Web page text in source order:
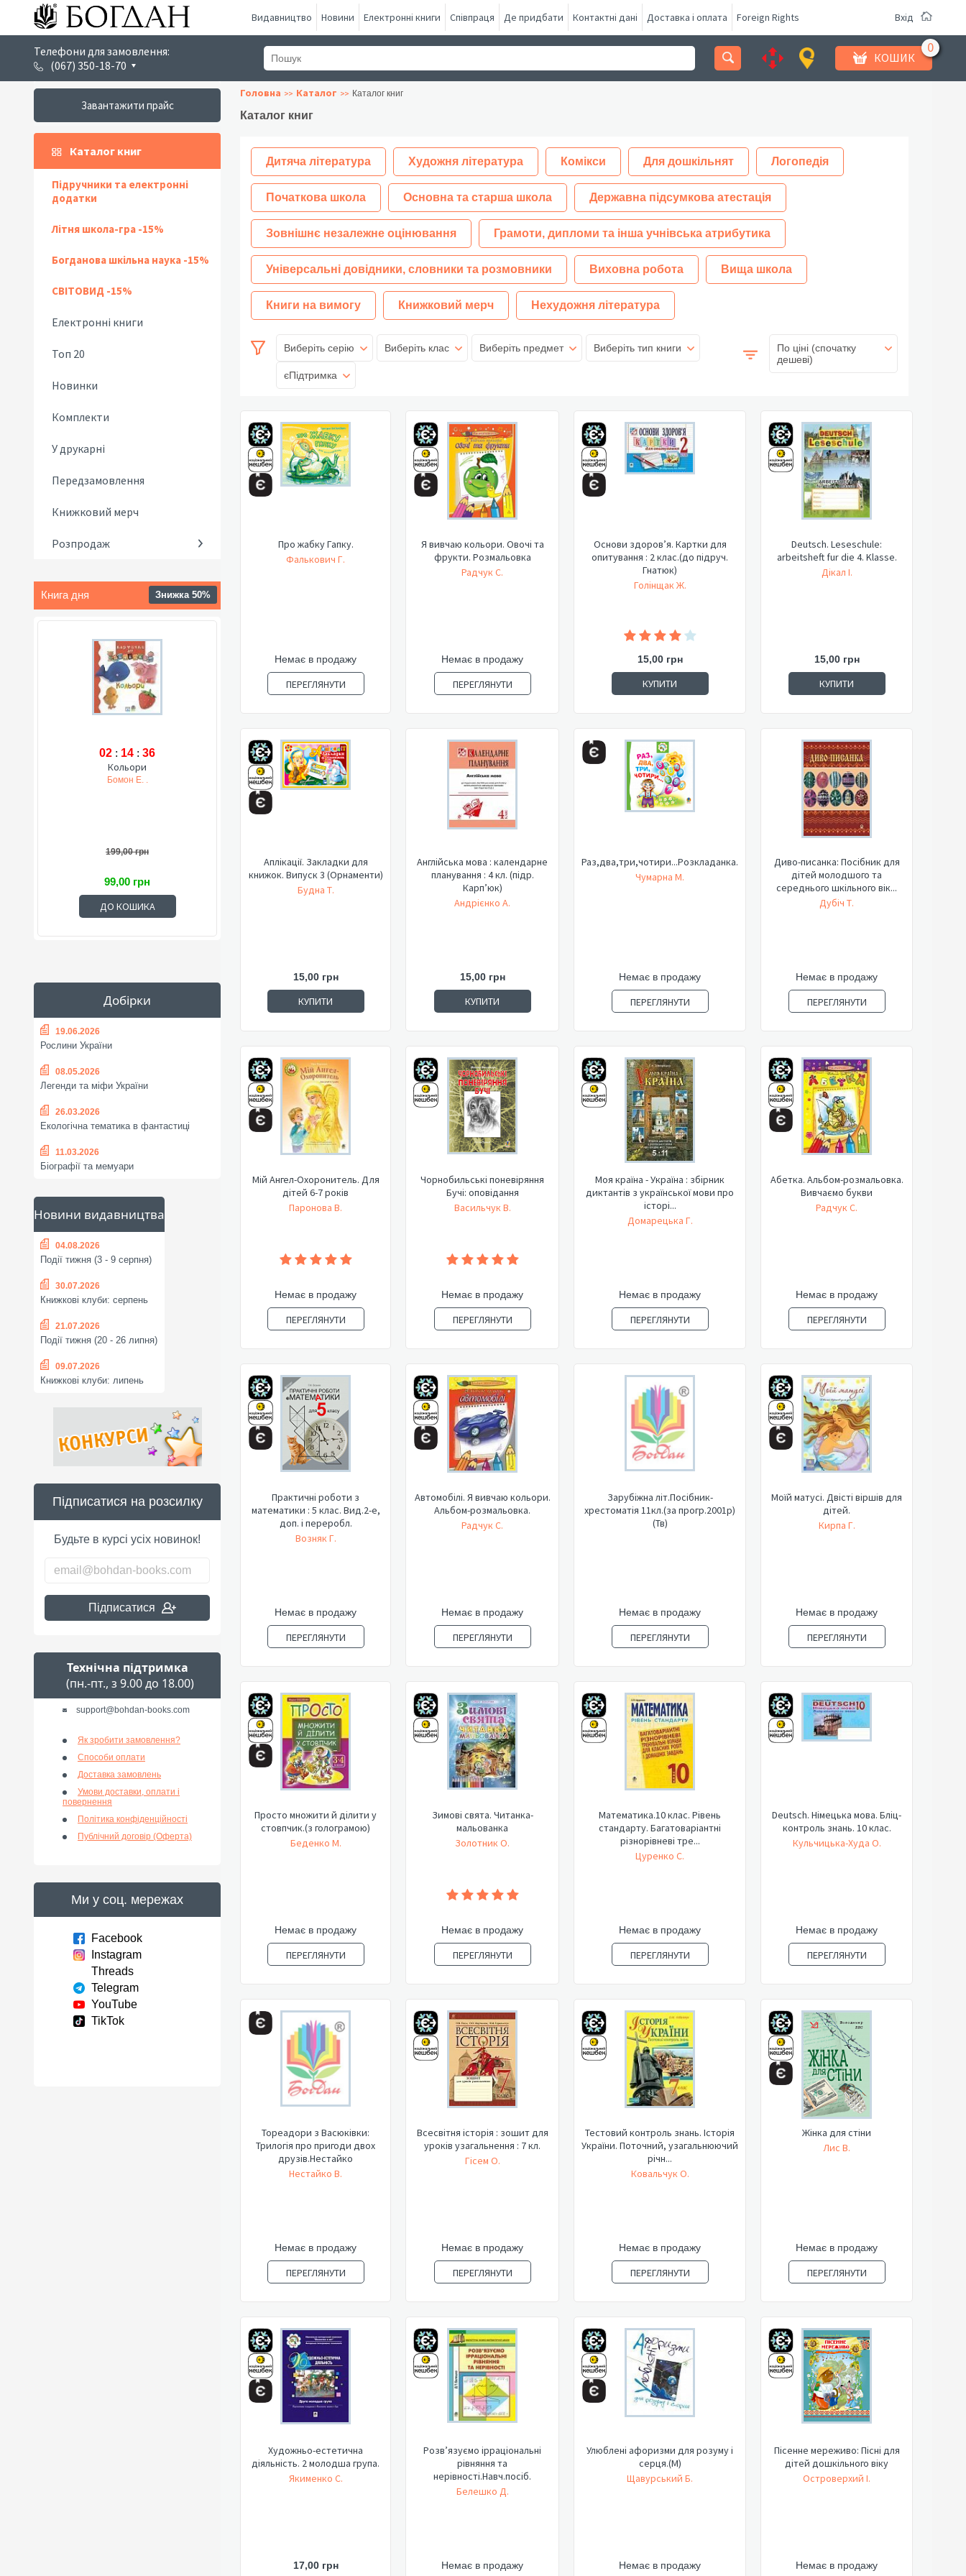
Видавництво Новини Електронні книги Співпраця Де придбати Контактні дані Доставка і оплата Foreign Rights Вхід
Телефони для замовлення:
(067) 350-18-70
КОШИК
Завантажити прайс
Каталог книг
Підручники та електронні
додатки
Літня школа-гра -15%
Богданова шкільна наука -15%
СВІТОВИД -15%
Електронні книги
Топ 20
Новинки
Комплекти
У друкарні
Передзамовлення
Книжковий мерч
Розпродаж
Книга дня Знижка 50%
02 : 14 : 35
Кольори
Бомон Е. .
199,00 грн
99,00 грн
ДО КОШИКА
Добірки
19.06.2026
Рослини України
08.05.2026
Легенди та міфи України
26.03.2026
Екологічна тематика в фантастиці
11.03.2026
Біографії та мемуари
Новини видавництва
04.08.2026
Події тижня (3 - 9 серпня)
30.07.2026
Книжкові клуби: серпень
21.07.2026
Події тижня (20 - 26 липня)
09.07.2026
Книжкові клуби: липень
Підписатися на розсилку
Будьте в курсі усіх новинок!
Підписатися
Технічна підтримка
(пн.-пт., з 9.00 до 18.00)
support@bohdan-books.com
Як зробити замовлення?
Способи оплати
Доставка замовлень
Умови доставки, оплати і
повернення
Політика конфіденційності
Публічний договір (Оферта)
Ми у соц. мережах
Facebook
Instagram
Threads
Telegram
YouTube
TikTok
Головна Каталог Каталог книг
Каталог книг
Дитяча література Художня література Комікси Для дошкільнят Логопедія
Початкова школа Основна та старша школа Державна підсумкова атестація
Зовнішнє незалежне оцінювання Грамоти, дипломи та інша учнівська атрибутика
Універсальні довідники, словники та розмовники Виховна робота Вища школа
Книги на вимогу Книжковий мерч Нехудожня література
Виберіть серію Виберіть клас Виберіть предмет Виберіть тип книги
єПідтримка
По ціні (спочатку
дешеві)
Про жабку Гапку.
Фалькович Г.
Немає в продажу
ПЕРЕГЛЯНУТИ
Я вивчаю кольори. Овочі та
фрукти. Розмальовка
Радчук С.
Немає в продажу
ПЕРЕГЛЯНУТИ
Основи здоров’я. Картки для
опитування : 2 клас.(до підруч.
Гнатюк)
Голінщак Ж.
15,00 грн
КУПИТИ
Deutsch. Leseschule:
arbeitsheft fur die 4. Klasse.
Дікал І.
15,00 грн
КУПИТИ
Аплікації. Закладки для
книжок. Випуск 3 (Орнаменти)
Будна Т.
15,00 грн
КУПИТИ
Англійська мова : календарне
планування : 4 кл. (підр.
Карп’юк)
Андрієнко А.
15,00 грн
КУПИТИ
Раз,два,три,чотири...Розкладанка.
Чумарна М.
Немає в продажу
ПЕРЕГЛЯНУТИ
Диво-писанка: Посібник для
дітей молодшого та
середнього шкільного вік...
Дубіч Т.
Немає в продажу
ПЕРЕГЛЯНУТИ
Мій Ангел-Охоронитель. Для
дітей 6-7 років
Паронова В.
Немає в продажу
ПЕРЕГЛЯНУТИ
Чорнобильські поневіряння
Бучі: оповідання
Васильчук В.
Немає в продажу
ПЕРЕГЛЯНУТИ
Моя країна - Україна : збірник
диктантів з української мови про
історі...
Домарецька Г.
Немає в продажу
ПЕРЕГЛЯНУТИ
Абетка. Альбом-розмальовка.
Вивчаємо букви
Радчук С.
Немає в продажу
ПЕРЕГЛЯНУТИ
Практичні роботи з
математики : 5 клас. Вид.2-е,
доп. і переробл.
Возняк Г.
Немає в продажу
ПЕРЕГЛЯНУТИ
Автомобілі. Я вивчаю кольори.
Альбом-розмальовка.
Радчук С.
Немає в продажу
ПЕРЕГЛЯНУТИ
Зарубіжна літ.Посібник-
хрестоматія 11кл.(за прогр.2001р)
(Тв)
Немає в продажу
ПЕРЕГЛЯНУТИ
Моїй матусі. Двісті віршів для
дітей.
Кирпа Г.
Немає в продажу
ПЕРЕГЛЯНУТИ
Просто множити й ділити у
стовпчик.(з голограмою)
Беденко М.
Немає в продажу
ПЕРЕГЛЯНУТИ
Зимові свята. Читанка-
мальованка
Золотник О.
Немає в продажу
ПЕРЕГЛЯНУТИ
Математика.10 клас. Рівень
стандарту. Багатоваріантні
різнорівневі тре...
Цуренко С.
Немає в продажу
ПЕРЕГЛЯНУТИ
Deutsch. Німецька мова. Бліц-
контроль знань. 10 клас.
Кульчицька-Худа О.
Немає в продажу
ПЕРЕГЛЯНУТИ
Тореадори з Васюківки:
Трилогія про пригоди двох
друзів.Нестайко
Нестайко В.
Немає в продажу
ПЕРЕГЛЯНУТИ
Всесвітня історія : зошит для
уроків узагальнення : 7 кл.
Гісем О.
Немає в продажу
ПЕРЕГЛЯНУТИ
Тестовий контроль знань. Історія
України. Поточний, узагальнюючий
річн...
Ковальчук О.
Немає в продажу
ПЕРЕГЛЯНУТИ
Жінка для стіни
Лис В.
Немає в продажу
ПЕРЕГЛЯНУТИ
Художньо-естетична
діяльність. 2 молодша група.
Якименко С.
17,00 грн
Розв’язуємо ірраціональні
рівняння та
нерівності.Навч.посіб.
Белешко Д.
Немає в продажу
Улюблені афоризми для розуму і
серця.(М)
Щавурський Б.
Немає в продажу
Пісенне мереживо: Пісні для
дітей дошкільного віку
Островерхий І.
Немає в продажу